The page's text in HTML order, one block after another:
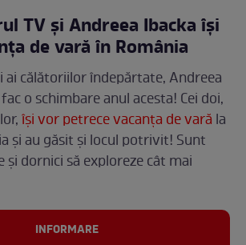
TV și Andreea Ibacka își
de vară în România
ai călătoriilor îndepărtate, Andreea
o schimbare anul acesta! Cei doi,
își vor petrece vacanța de vară la
și au găsit și locul potrivit! Sunt
și dornici să exploreze cât mai
INFORMARE